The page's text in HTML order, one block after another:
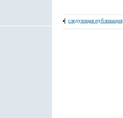
следующая публикация